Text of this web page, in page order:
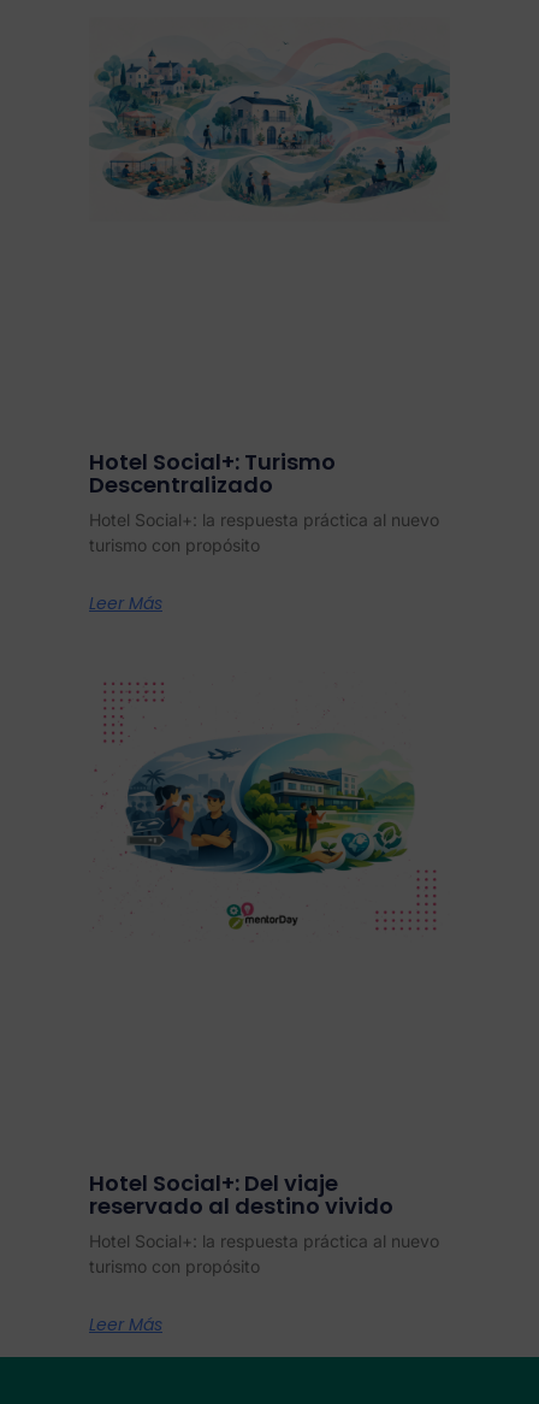
Hotel Social+: Turismo
Descentralizado
Hotel Social+: la respuesta práctica al nuevo
turismo con propósito
Leer Más
Hotel Social+: Del viaje
reservado al destino vivido
Hotel Social+: la respuesta práctica al nuevo
turismo con propósito
Leer Más